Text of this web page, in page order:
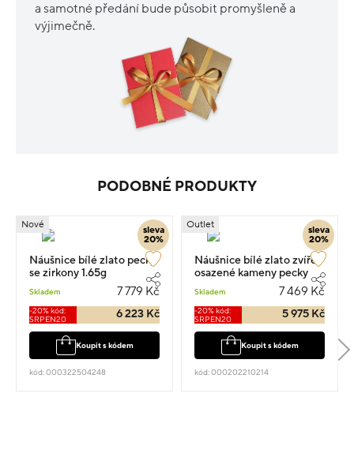
a samotné předání bude působit promyšleně a
výjimečně.
PODOBNÉ PRODUKTY
sleva
20%
Nové
Náušnice bílé zlato pecky
se zirkony 1.65g
Skladem 7 779 Kč
-20% kód:
SRPEN20
6 223 Kč
Koupit s kódem
kód: 000322504248
sleva
20%
Outlet
Náušnice bílé zlato zvíře
osazené kameny pecky
Skladem 7 469 Kč
-20% kód:
SRPEN20
5 975 Kč
Koupit s kódem
kód: 000202210214